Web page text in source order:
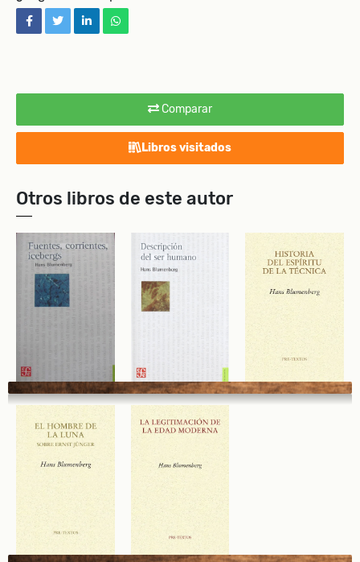
Comparar
Libros visitados
Otros libros de este autor
facebooktwitterlinkedinwhatsapp